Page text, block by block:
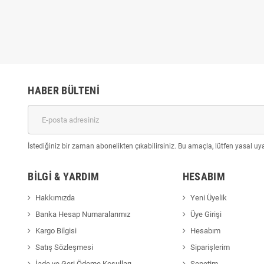
HABER BÜLTENI
İstediğiniz bir zaman abonelikten çıkabilirsiniz. Bu amaçla, lütfen yasal
BILGI & YARDIM
Hakkımızda
Banka Hesap Numaralarımız
Kargo Bilgisi
Satış Sözleşmesi
HESABIM
Yeni Üyelik
Üye Girişi
Hesabım
Siparişlerim